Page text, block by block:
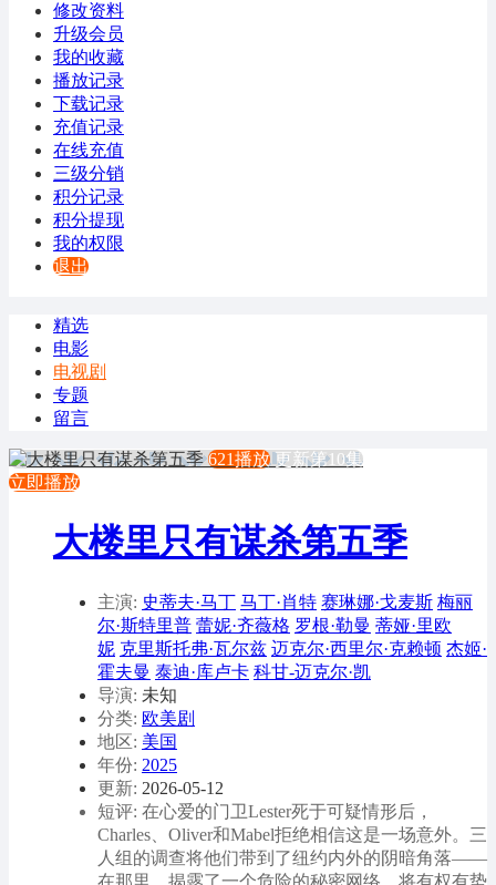
修改资料
升级会员
我的收藏
播放记录
下载记录
充值记录
在线充值
三级分销
积分记录
积分提现
我的权限
退出
精选
电影
电视剧
专题
留言
621播放 更新第10集
立即播放
大楼里只有谋杀第五季
主演: 史蒂夫·马丁 马丁·肖特 赛琳娜·戈麦斯 梅丽
尔·斯特里普 蕾妮·齐薇格 罗根·勒曼 蒂娅·里欧
妮 克里斯托弗·瓦尔兹 迈克尔·西里尔·克赖顿 杰姬·
霍夫曼 泰迪·库卢卡 科甘-迈克尔·凯
导演: 未知
分类: 欧美剧
地区: 美国
年份: 2025
更新: 2026-05-12
短评: 在心爱的门卫Lester死于可疑情形后，
Charles、Oliver和Mabel拒绝相信这是一场意外。三
人组的调查将他们带到了纽约内外的阴暗角落——
在那里，揭露了一个危险的秘密网络，将有权有势